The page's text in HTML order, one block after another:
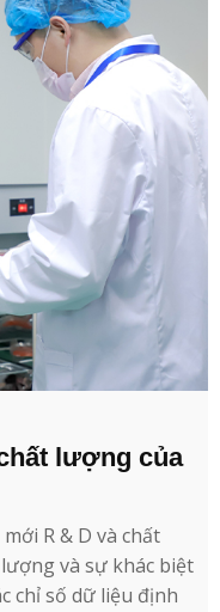
lượng của
R & D và chất
và sự khác biệt
chỉ số dữ liệu định